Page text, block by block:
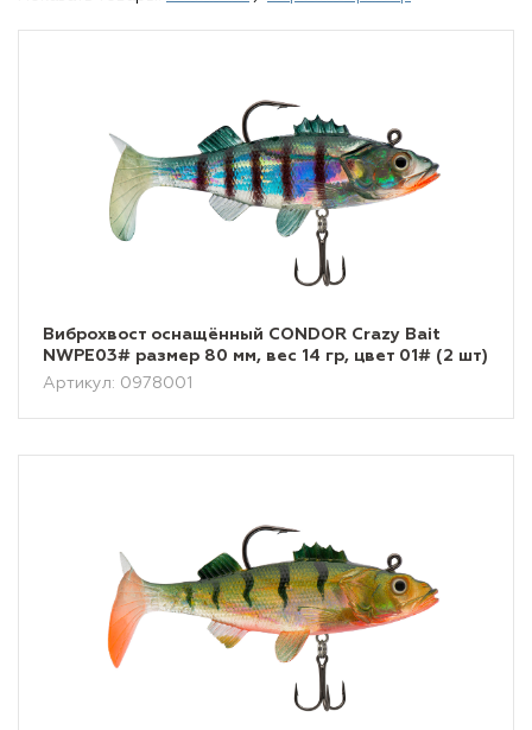
Виброхвост оснащённый CONDOR Crazy Bait
NWPE03# размер 80 мм, вес 14 гр, цвет 01# (2 шт)
Артикул: 0978001